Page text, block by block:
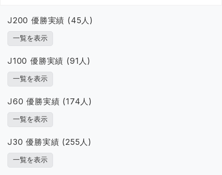
J200 優勝実績 (45人)
一覧を表示
J100 優勝実績 (91人)
一覧を表示
J60 優勝実績 (174人)
一覧を表示
J30 優勝実績 (255人)
一覧を表示